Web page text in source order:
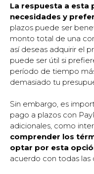
La respuesta a esta
necesidades y
plazos puede ser
monto total de una
así deseas adquirir el
puede ser útil si
período de tiempo
demasiado tu
Sin embargo, es
pago a plazos con
adicionales, como
comprender los
optar por esta
acuerdo con todas las